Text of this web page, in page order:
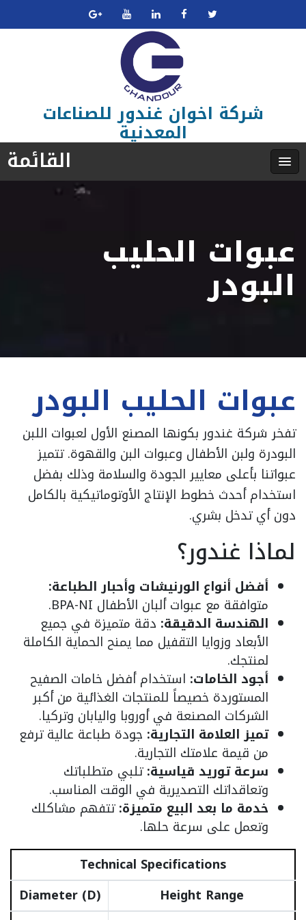
شركة اخوان غندور للصناعات
المعدنية
القائمة
عبوات الحليب
البودر
عبوات الحليب البودر
تفخر شركة غندور بكونها المصنع الأول لعبوات اللبن
البودرة ولبن الأطفال وعبوات البن والقهوة. تتميز
عبواتنا بأعلى معايير الجودة والسلامة وذلك بفضل
استخدام أحدث خطوط الإنتاج الأوتوماتيكية بالكامل
دون أي تدخل بشري.
لماذا غندور؟
أفضل أنواع الورنيشات وأحبار الطباعة:
متوافقة مع عبوات ألبان الأطفال BPA-NI.
الهندسة الدقيقة: دقة متميزة في جميع
الأبعاد وزوايا التقفيل مما يمنح الحماية الكاملة
لمنتجك.
أجود الخامات: استخدام أفضل خامات الصفيح
المستوردة خصيصاً للمنتجات الغذائية من أكبر
الشركات المصنعة في أوروبا واليابان وتركيا.
تميز العلامة التجارية: جودة طباعة عالية ترفع
من قيمة علامتك التجارية.
سرعة توريد قياسية:تلبي متطلباتك
وتعاقداتك التصديرية في الوقت المناسب.
خدمة ما بعد البيع متميزة:تتفهم مشاكلك
وتعمل على سرعة حلها.
Technical Specifications
Diameter (D)
Height Range